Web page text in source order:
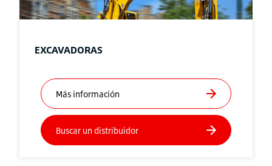
EXCAVADORAS